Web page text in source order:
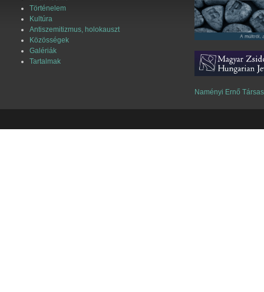
Történelem
Kultúra
Antiszemitizmus, holokauszt
Közösségek
Galériák
Tartalmak
Naményi Ernő